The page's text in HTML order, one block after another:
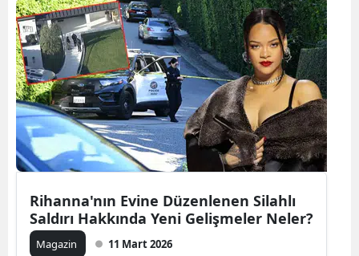
Rihanna'nın Evine Düzenlenen Silahlı
Saldırı Hakkında Yeni Gelişmeler Neler?
Magazin 11 Mart 2026